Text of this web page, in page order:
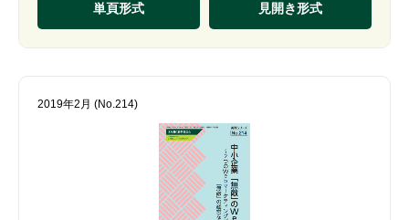
単頁形式 見開き形式
2019年2月 (No.214)